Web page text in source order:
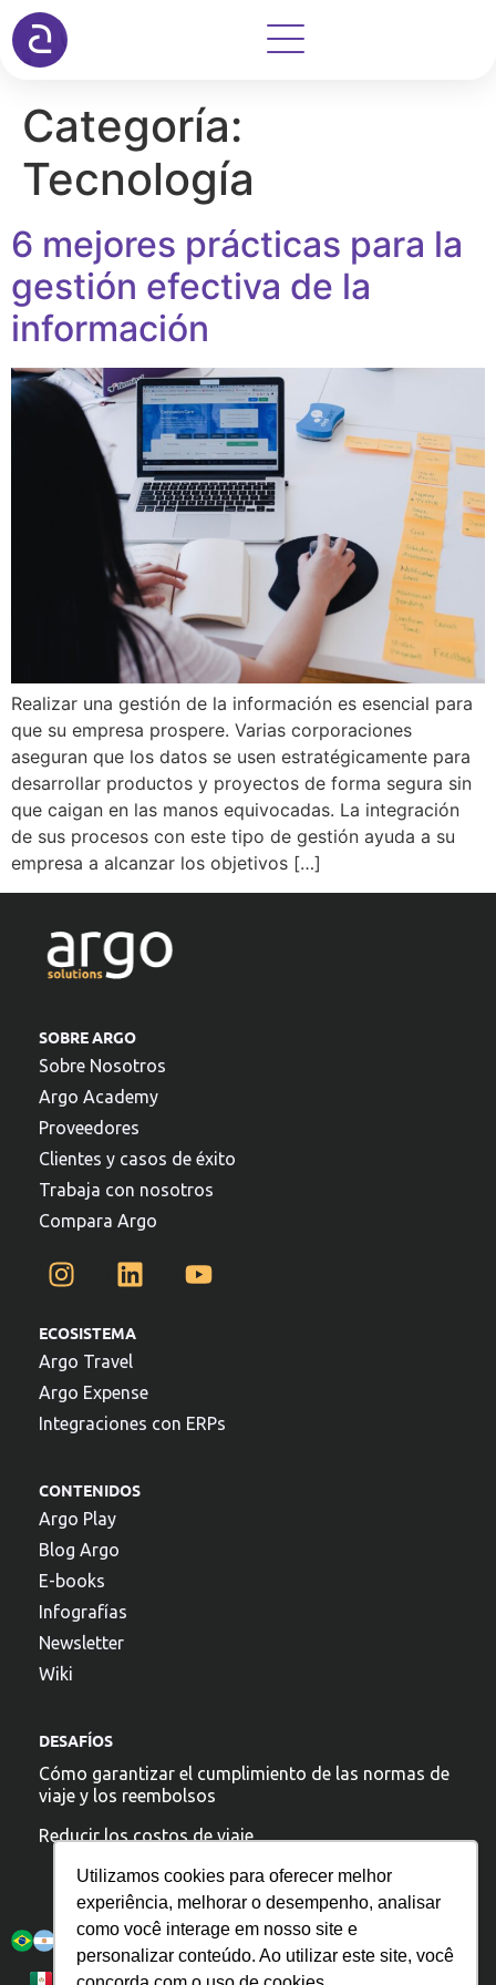
Utilizamos cookies para oferecer melhor
experiência, melhorar o desempenho, analisar
como você interage em nosso site e
personalizar conteúdo. Ao utilizar este site, você
Categoría:
Tecnología
6 mejores prácticas para la
gestión efectiva de la
información
Realizar una gestión de la información es esencial para
que su empresa prospere. Varias corporaciones
aseguran que los datos se usen estratégicamente para
desarrollar productos y proyectos de forma segura sin
que caigan en las manos equivocadas. La integración
de sus procesos con este tipo de gestión ayuda a su
empresa a alcanzar los objetivos […]
SOBRE ARGO
Sobre Nosotros
Argo Academy
Proveedores
Clientes y casos de éxito
Trabaja con nosotros
Compara Argo
ECOSISTEMA
Argo Travel
Argo Expense
Integraciones con ERPs
CONTENIDOS
Argo Play
Blog Argo
E-books
Infografías
Newsletter
Wiki
DESAFÍOS
Cómo garantizar el cumplimiento de las normas de
viaje y los reembolsos
Reducir los costos de viaje
Español
Português Política de Privacidad